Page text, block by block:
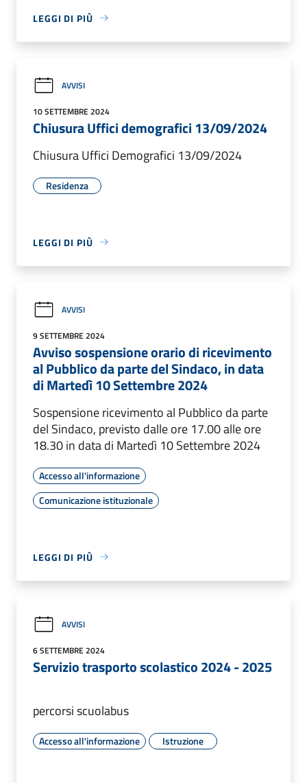
LEGGI DI PIÙ
AVVISI
10 SETTEMBRE 2024
Chiusura Uffici demografici 13/09/2024
Chiusura Uffici Demografici 13/09/2024
Residenza
LEGGI DI PIÙ
AVVISI
9 SETTEMBRE 2024
Avviso sospensione orario di ricevimento
al Pubblico da parte del Sindaco, in data
di Martedì 10 Settembre 2024
Sospensione ricevimento al Pubblico da parte
del Sindaco, previsto dalle ore 17.00 alle ore
18.30 in data di Martedì 10 Settembre 2024
Accesso all'informazione
Comunicazione istituzionale
LEGGI DI PIÙ
AVVISI
6 SETTEMBRE 2024
Servizio trasporto scolastico 2024 - 2025
percorsi scuolabus
Accesso all'informazione Istruzione